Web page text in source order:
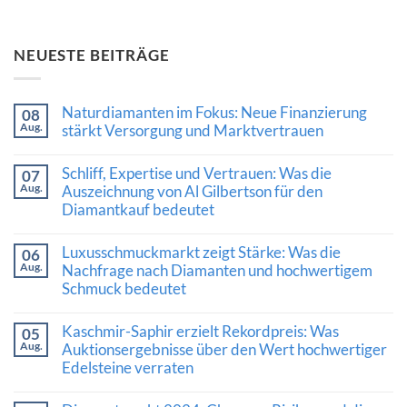
NEUESTE BEITRÄGE
08
Aug.
Naturdiamanten im Fokus: Neue Finanzierung
stärkt Versorgung und Marktvertrauen
zu
Naturdiamanten
im
Fokus:
stärkt
Versorgung
und
Marktvertrauen
07
Aug.
Schliff, Expertise und Vertrauen: Was die
Auszeichnung von Al Gilbertson für den
Diamantkauf bedeutet
zu
Schliff,
Expertise
und
die
Auszeichnung
von
Al
06
Aug.
Luxusschmuckmarkt zeigt Stärke: Was die
Nachfrage nach Diamanten und hochwertigem
Schmuck bedeutet
zu
Luxusschmuckmarkt
zeigt
Stärke:
05
Aug.
Kaschmir-Saphir erzielt Rekordpreis: Was
Auktionsergebnisse über den Wert hochwertiger
Edelsteine verraten